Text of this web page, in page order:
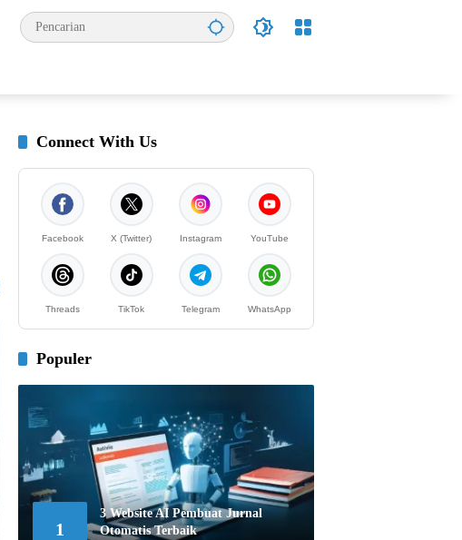
Connect With Us
Facebook X (Twitter) Instagram YouTube
Threads TikTok Telegram WhatsApp
Populer
1
3 Website AI Pembuat Jurnal
Otomatis Terbaik